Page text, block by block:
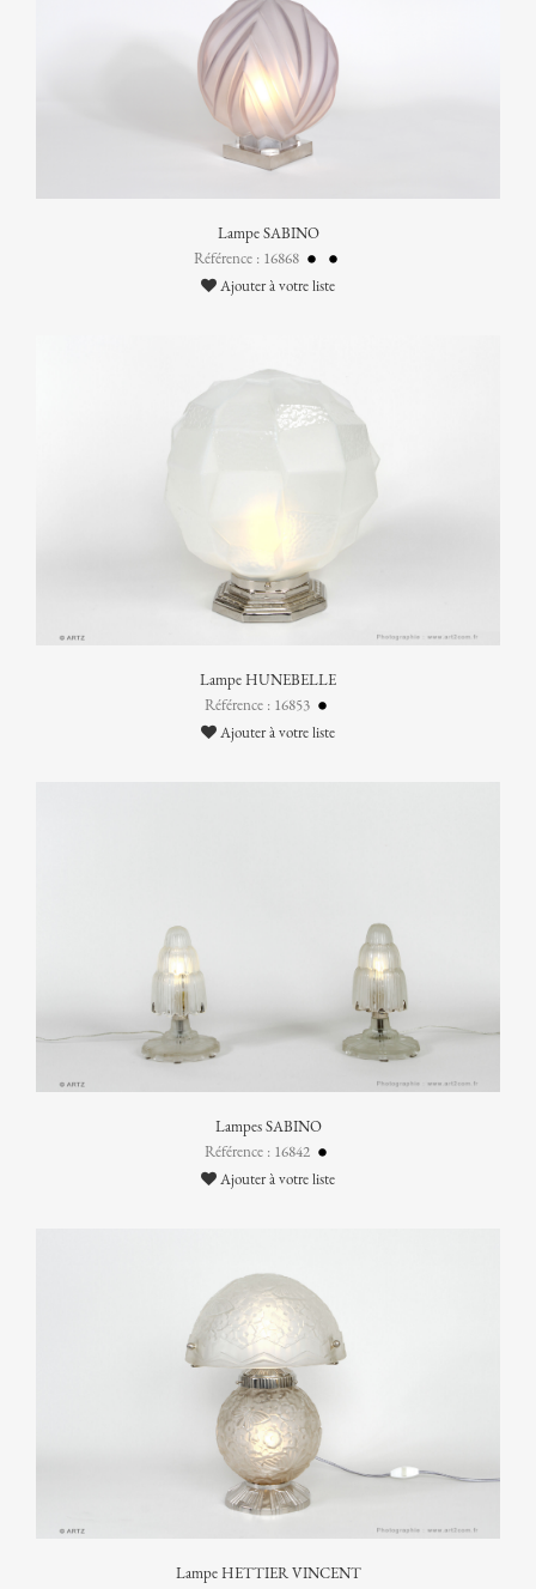
Lampe SABINO
Référence : 16868
Ajouter à votre liste
Lampe HUNEBELLE
Référence : 16853
Ajouter à votre liste
Lampes SABINO
Référence : 16842
Ajouter à votre liste
Lampe HETTIER VINCENT